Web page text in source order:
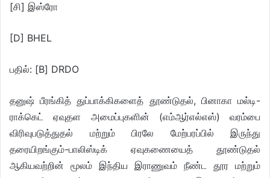
[சி] இஸ்ரோ
[D] BHEL
பதில்: [B] DRDO
தனுஷ் பீரங்கித் துப்பாக்கிகளைத் தூண்டுதல், பினாகா மல்டி-
ராக்கெட் ஏவுதள அமைப்புகளின் (எம்ஆர்எல்எஸ்) வரம்பை
விரிவுபடுத்துதல் மற்றும் பிரலே மேற்பரப்பில் இருந்து
தரையிறங்கும்-பாலிஸ்டிக் ஏவுகணையைத் தூண்டுதல்
ஆகியவற்றின் மூலம் இந்திய இராணுவம் நீண்ட தூர மற்றும்